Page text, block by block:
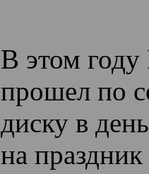
В этом
прошел по
диску в
на